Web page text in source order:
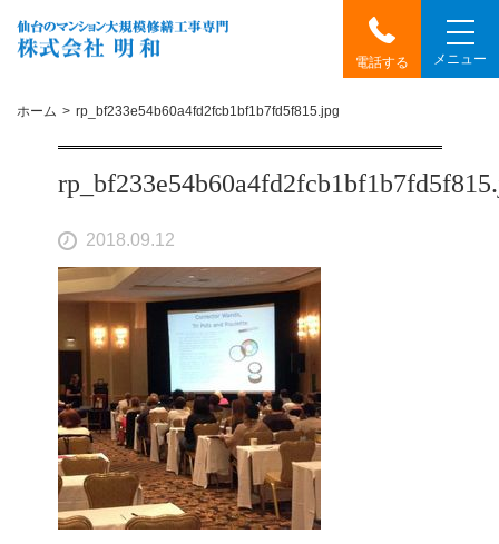
電話する メニュー
ホーム rp_bf233e54b60a4fd2fcb1bf1b7fd5f815.jpg
2018.09.12